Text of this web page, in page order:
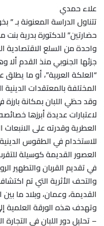
علاء حمدي
تتناول الدراسة المعنونة بـ ”
حضارتين” للدكتورة بدرية بنت
واحدة من السلع
جزئها الجنوبي منذ القدم ألا
“العلكة العربية”، أو ما يطلق
المختلفة بالمعتقدات
وقد حظي اللبان بمكانة بارزة
لاعتبارات عديدة أبرزها
العطرية وقدرته على
للاستخدام في الطقوس
العصور القديمة كوسيلة
في تقديم القربان والتطهير
والتحف الأثرية التي تم
القديمة، وعمان، وبلاد ما بين
وتهدف هذه الورقة العلمية
– تحليل دور اللبان في